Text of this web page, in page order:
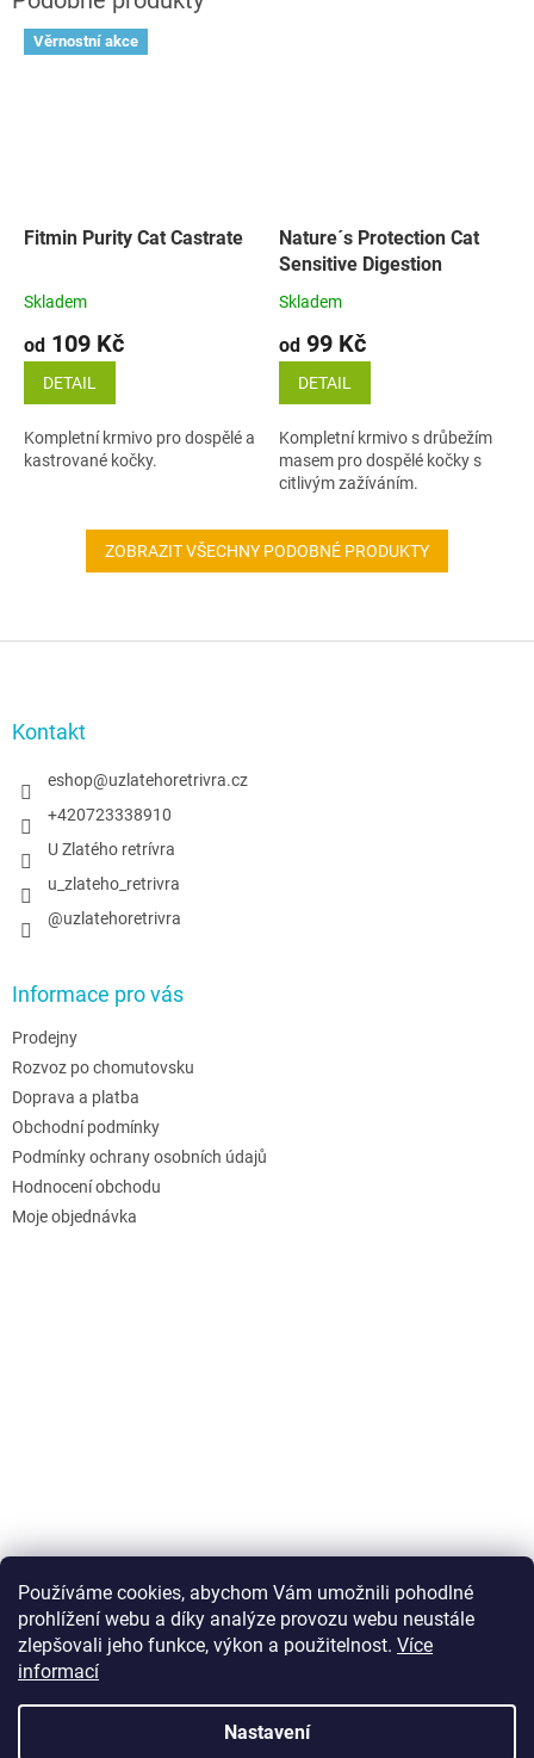
Používáme cookies, abychom Vám umožnili pohodlné
prohlížení webu a díky analýze provozu webu neustále
zlepšovali jeho funkce, výkon a použitelnost. Více
informací
Nastavení
Věrnostní akce
Fitmin Purity Cat Castrate
Skladem
od 109 Kč
DETAIL
Kompletní krmivo pro dospělé a
kastrované kočky.
Nature´s Protection Cat
Sensitive Digestion
Skladem
od 99 Kč
DETAIL
Kompletní krmivo s drůbežím
masem pro dospělé kočky s
citlivým zažíváním.
ZOBRAZIT VŠECHNY PODOBNÉ PRODUKTY
Kontakt
eshop@uzlatehoretrivra.cz
+420723338910
U Zlatého retrívra
u_zlateho_retrivra
@uzlatehoretrivra
Informace pro vás
Prodejny
Rozvoz po chomutovsku
Doprava a platba
Obchodní podmínky
Podmínky ochrany osobních údajů
Hodnocení obchodu
Moje objednávka